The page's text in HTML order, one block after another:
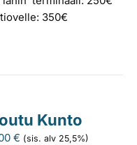
350€
Kunto
€ Nykyinen
(sis. alv 25,5%)